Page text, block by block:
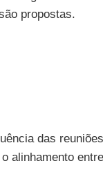
propostas.
das
alinhamento